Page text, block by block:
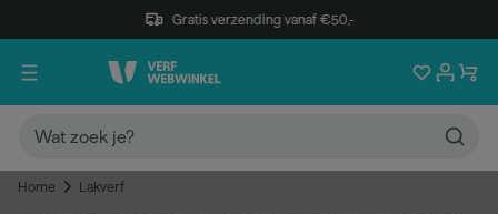
Gratis verzending vanaf €50,-
Home Lakverf